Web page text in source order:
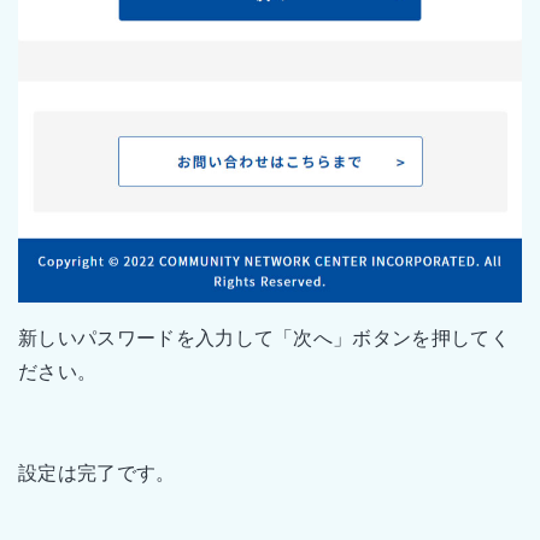
新しいパスワードを入力して「次へ」ボタンを押してく
ださい。
設定は完了です。